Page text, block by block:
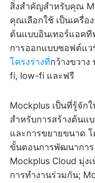
สิ่งสำคัญสำหรับคุณ
คุณเลือกใช้ เป็นเครื่อ
ต้นแบบอินเทอร์แอค
การออกแบบซอฟต์แว
โครงร่างที่กว้างขวา
fi, low-fi และฟรี
Mockplus เป็นที่รู้จัก
สำหรับการสร้างต้นแ
และการขยายขนาด
ขั้นตอนการพัฒนากา
Mockplus Cloud มุ่ง
การทำงานร่วมกัน;